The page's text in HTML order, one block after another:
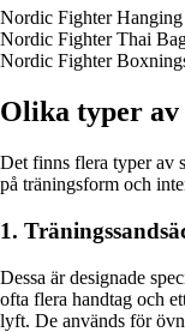
Nordic Fighter
Nordic Fighter Thai
Nordic Fighter
Olika typer av
Det finns flera typer av
på träningsform och
1.
Dessa är designade
ofta flera handtag och
lyft. De används för